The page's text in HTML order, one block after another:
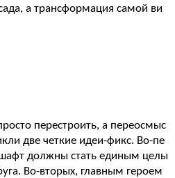
а трансформация самой ви
перестроить, а переосмыс
две четкие идеи-фикс. Во-пе
должны стать единым целы
Во-вторых, главным героем